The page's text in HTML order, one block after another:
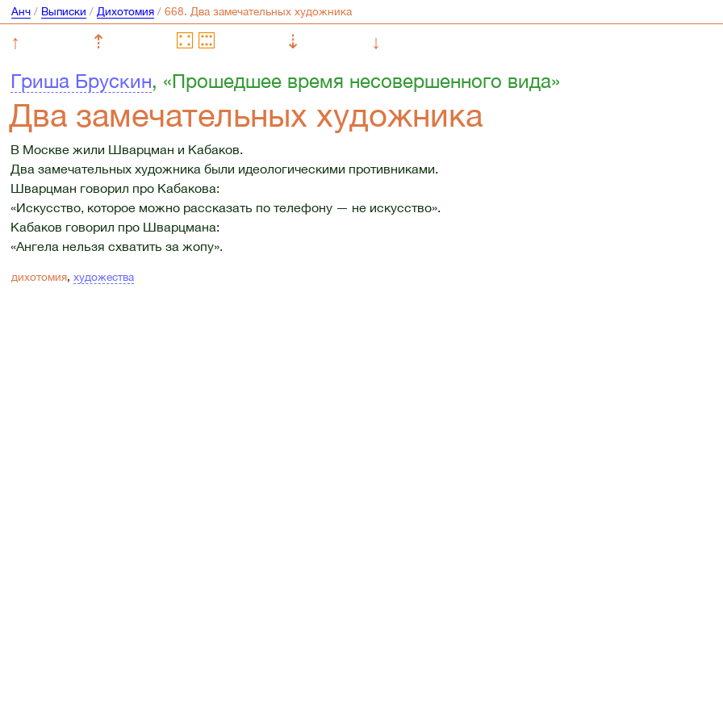
Анч/ Выписки / Дихотомия/
↑ ⇡ ⇣
↓
Гриша Брускин, «Прошедшее время несовершенного вида»
Два замечательных художника
В Москве жили Шварцман и Кабаков.
Два замечательных художника были идеологическими противниками.
Шварцман говорил про Кабакова:
«Искусство, которое можно рассказать по телефону — не искусство».
Кабаков говорил про Шварцмана:
«Ангела нельзя схватить за жопу».
дихотомия, художества